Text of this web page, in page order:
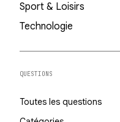
Sport & Loisirs
Technologie
QUESTIONS
Toutes les questions